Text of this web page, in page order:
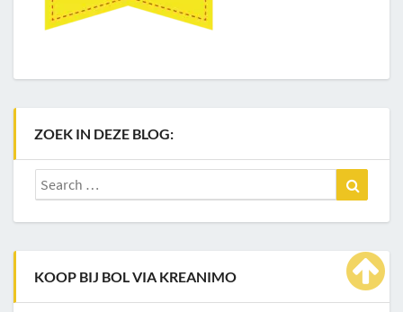
ZOEK IN DEZE BLOG:
Search
for:
KOOP BIJ BOL VIA KREANIMO